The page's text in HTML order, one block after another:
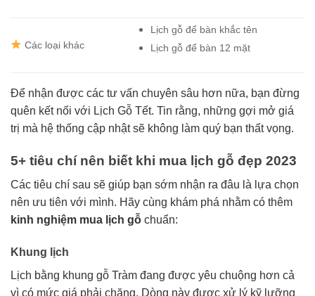
️ Các loại khác
Lịch gỗ để bàn khắc tên
Lịch gỗ để bàn 12 mặt
Để nhận được các tư vấn chuyên sâu hơn nữa, bạn đừng
quên kết nối với Lịch Gỗ Tết. Tin rằng, những gợi mở giá
trị mà hệ thống cập nhật sẽ không làm quý bạn thất vọng.
5+ tiêu chí nên biết khi mua lịch gỗ đẹp 2023
Các tiêu chí sau sẽ giúp bạn sớm nhận ra đâu là lựa chọn
nên ưu tiên với mình. Hãy cùng khám phá nhằm có thêm
kinh nghiệm mua lịch gỗ chuẩn:
Khung lịch
Lịch bằng khung gỗ Tràm đang được yêu chuộng hơn cả
vì có mức giá phải chăng. Dòng này được xử lý kỹ lưỡng